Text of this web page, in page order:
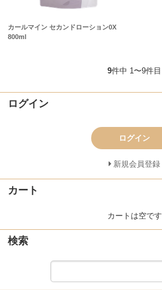
カールマイン セカンドローション0X
800ml
9件中 1〜9件目
ログイン
ログイン
新規会員登録
カート
カートは空です
検索